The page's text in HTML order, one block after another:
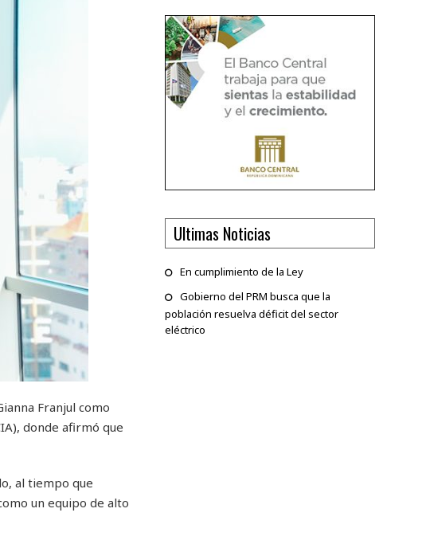
Franjul como
donde afirmó que
al tiempo que
un equipo de alto
Ultimas Noticias
En cumplimiento de la Ley
Gobierno del PRM busca que la
población resuelva déficit del sector
eléctrico